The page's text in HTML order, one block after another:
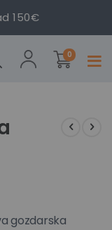
150€
0izdelki
gozdarska